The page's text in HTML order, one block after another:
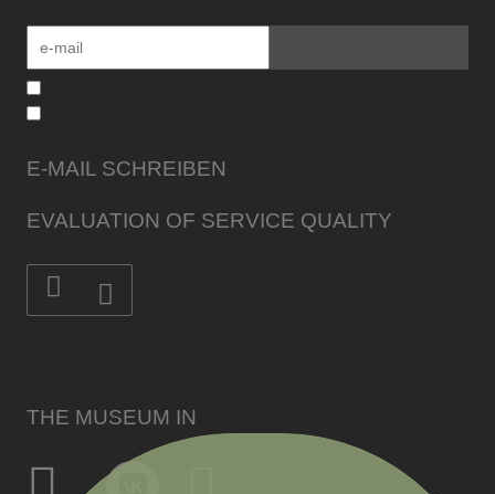
THE MUSEUM IN
E-MAIL SCHREIBEN
EVALUATION OF SERVICE QUALITY